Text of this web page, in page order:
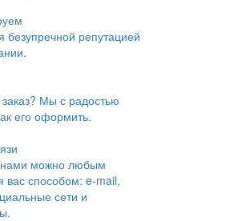
безупречной репутацией
Мы с радостью
его оформить.
нами можно любым
вас способом: e-mail,
сети и